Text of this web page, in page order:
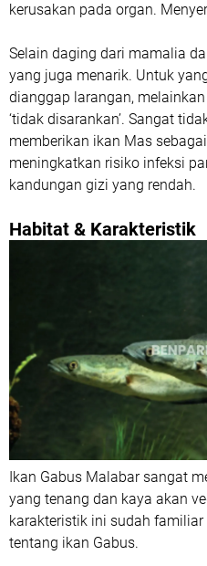
kerusakan pada organ.
Selain daging dari mamalia
yang juga menarik. Untuk
dianggap larangan,
‘tidak disarankan’. Sangat
memberikan ikan Mas
meningkatkan risiko infeksi
kandungan gizi yang rendah.
Habitat & Karakteristik
Ikan Gabus Malabar sangat
yang tenang dan kaya akan
karakteristik ini sudah
tentang ikan Gabus.